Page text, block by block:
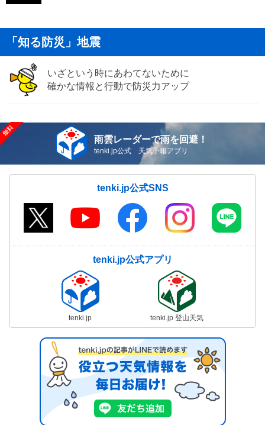
「知る防災」地震
いざという時にあわてないために
確かな情報と行動で防災力アップ
雨雲レーダーで雨を回避！
tenki.jp公式 天気予報アプリ
tenki.jp公式SNS
tenki.jp公式アプリ
tenki.jp tenki.jp 登山天気